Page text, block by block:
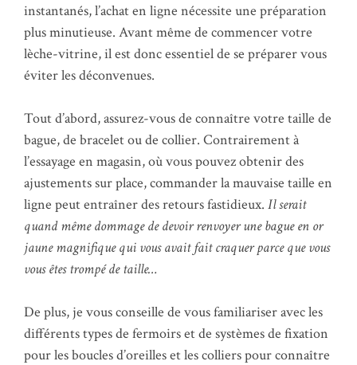
instantanés, l’achat en ligne nécessite une préparation
plus minutieuse. Avant même de commencer votre
lèche-vitrine, il est donc essentiel de se préparer vous
éviter les déconvenues.
Tout d’abord, assurez-vous de connaître votre taille de
bague, de bracelet ou de collier. Contrairement à
l’essayage en magasin, où vous pouvez obtenir des
ajustements sur place, commander la mauvaise taille en
ligne peut entraîner des retours fastidieux. Il serait
quand même dommage de devoir renvoyer une bague en or
jaune magnifique qui vous avait fait craquer parce que vous
vous êtes trompé de taille…
De plus, je vous conseille de vous familiariser avec les
différents types de fermoirs et de systèmes de fixation
pour les boucles d’oreilles et les colliers pour connaître